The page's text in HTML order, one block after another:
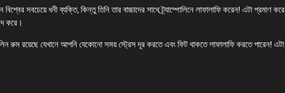
সবচেয়ে ধনী ব্যক্তি, কিন্তু তিনি তার বাচ্চাদের সাথে ট্র্যাম্পোলিনে লাফালাফি করেন! এটা প্রমাণ করে
করে।
রুম রয়েছে যেখানে আপনি যেকোনো সময় স্ট্রেস দূর করতে এবং ফিট থাকতে লাফালাফি করতে পারেন! এটা